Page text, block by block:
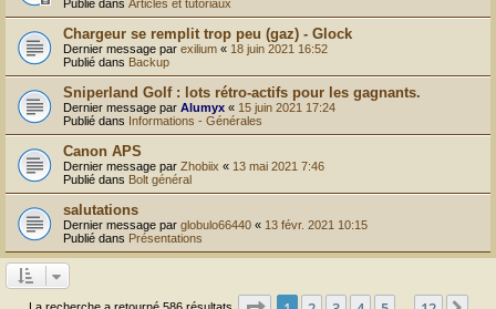
Publié dans Articles et tutoriaux
Chargeur se remplit trop peu (gaz) - Glock
Dernier message par exilium « 18 juin 2021 16:52
Publié dans Backup
Sniperland Golf : lots rétro-actifs pour les gagnants.
Dernier message par Alumyx « 15 juin 2021 17:24
Publié dans Informations - Générales
Canon APS
Dernier message par Zhobiix « 13 mai 2021 7:46
Publié dans Bolt général
salutations
Dernier message par globulo66440 « 13 févr. 2021 10:15
Publié dans Présentations